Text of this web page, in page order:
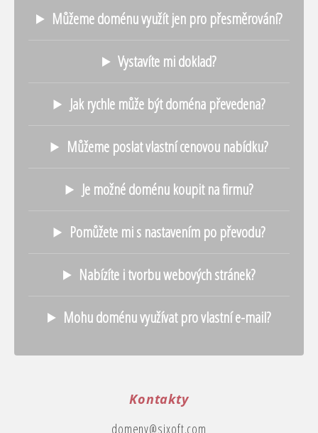
Můžeme doménu využít jen pro přesměrování?
Vystavíte mi doklad?
Jak rychle může být doména převedena?
Můžeme poslat vlastní cenovou nabídku?
Je možné doménu koupit na firmu?
Pomůžete mi s nastavením po převodu?
Nabízíte i tvorbu webových stránek?
Mohu doménu využívat pro vlastní e-mail?
Kontakty
domeny@sixoft.com